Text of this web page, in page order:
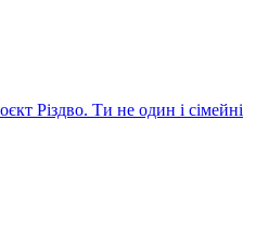
Різдво. Ти не один і сімейні